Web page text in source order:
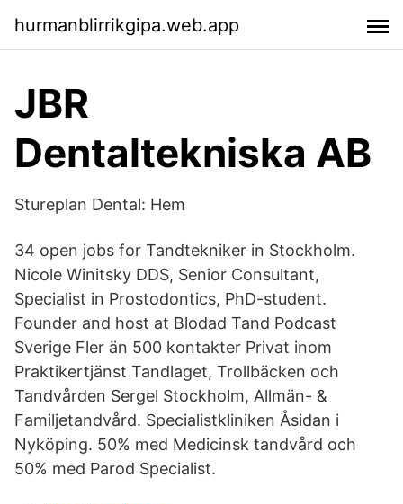
hurmanblirrikgipa.web.app
JBR
Dentaltekniska AB
Stureplan Dental: Hem
34 open jobs for Tandtekniker in Stockholm.
Nicole Winitsky DDS, Senior Consultant,
Specialist in Prostodontics, PhD-student.
Founder and host at Blodad Tand Podcast
Sverige Fler än 500 kontakter Privat inom
Praktikertjänst Tandlaget, Trollbäcken och
Tandvården Sergel Stockholm, Allmän- &
Familjetandvård. Specialistkliniken Åsidan i
Nyköping. 50% med Medicinsk tandvård och
50% med Parod Specialist.